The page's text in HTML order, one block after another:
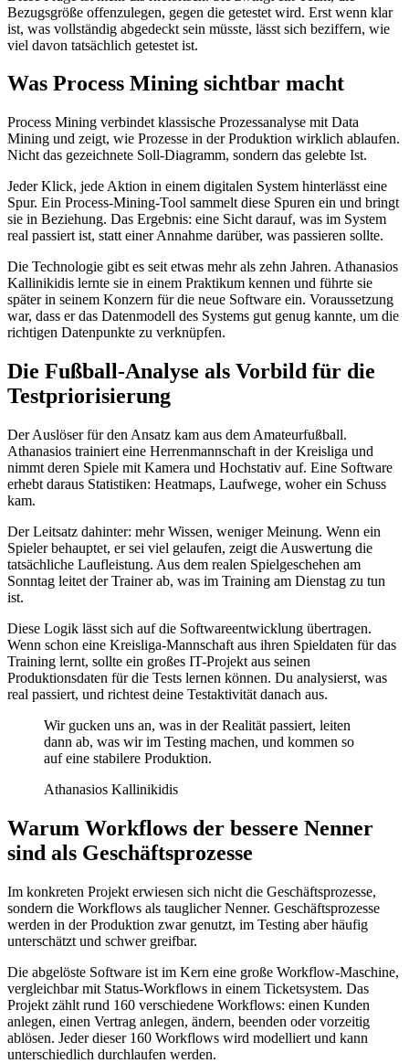
Bezugsgröße offenzulegen, gegen die getestet wird. Erst wenn klar
ist, was vollständig abgedeckt sein müsste, lässt sich beziffern, wie
viel davon tatsächlich getestet ist.
Was Process Mining sichtbar macht
Process Mining verbindet klassische Prozessanalyse mit Data
Mining und zeigt, wie Prozesse in der Produktion wirklich ablaufen.
Nicht das gezeichnete Soll-Diagramm, sondern das gelebte Ist.
Jeder Klick, jede Aktion in einem digitalen System hinterlässt eine
Spur. Ein Process-Mining-Tool sammelt diese Spuren ein und bringt
sie in Beziehung. Das Ergebnis: eine Sicht darauf, was im System
real passiert ist, statt einer Annahme darüber, was passieren sollte.
Die Technologie gibt es seit etwas mehr als zehn Jahren. Athanasios
Kallinikidis lernte sie in einem Praktikum kennen und führte sie
später in seinem Konzern für die neue Software ein. Voraussetzung
war, dass er das Datenmodell des Systems gut genug kannte, um die
richtigen Datenpunkte zu verknüpfen.
Die Fußball-Analyse als Vorbild für die
Testpriorisierung
Der Auslöser für den Ansatz kam aus dem Amateurfußball.
Athanasios trainiert eine Herrenmannschaft in der Kreisliga und
nimmt deren Spiele mit Kamera und Hochstativ auf. Eine Software
erhebt daraus Statistiken: Heatmaps, Laufwege, woher ein Schuss
kam.
Der Leitsatz dahinter: mehr Wissen, weniger Meinung. Wenn ein
Spieler behauptet, er sei viel gelaufen, zeigt die Auswertung die
tatsächliche Laufleistung. Aus dem realen Spielgeschehen am
Sonntag leitet der Trainer ab, was im Training am Dienstag zu tun
ist.
Diese Logik lässt sich auf die Softwareentwicklung übertragen.
Wenn schon eine Kreisliga-Mannschaft aus ihren Spieldaten für das
Training lernt, sollte ein großes IT-Projekt aus seinen
Produktionsdaten für die Tests lernen können. Du analysierst, was
real passiert, und richtest deine Testaktivität danach aus.
Wir gucken uns an, was in der Realität passiert, leiten
dann ab, was wir im Testing machen, und kommen so
auf eine stabilere Produktion.
Athanasios Kallinikidis
Warum Workflows der bessere Nenner
sind als Geschäftsprozesse
Im konkreten Projekt erwiesen sich nicht die Geschäftsprozesse,
sondern die Workflows als tauglicher Nenner. Geschäftsprozesse
werden in der Produktion zwar genutzt, im Testing aber häufig
unterschätzt und schwer greifbar.
Die abgelöste Software ist im Kern eine große Workflow-Maschine,
vergleichbar mit Status-Workflows in einem Ticketsystem. Das
Projekt zählt rund 160 verschiedene Workflows: einen Kunden
anlegen, einen Vertrag anlegen, ändern, beenden oder vorzeitig
ablösen. Jeder dieser 160 Workflows wird modelliert und kann
unterschiedlich durchlaufen werden.